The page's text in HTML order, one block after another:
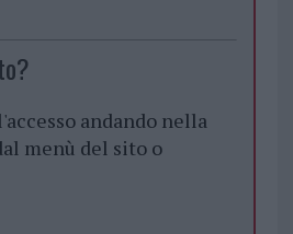
andando nella
menù del sito o